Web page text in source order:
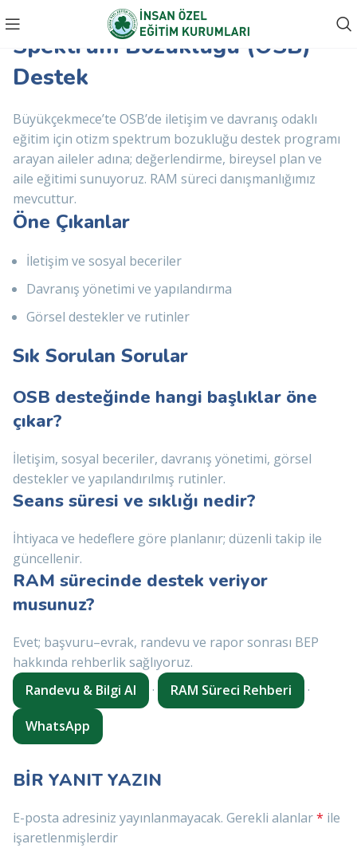
Büyükçekmece Otizm
Spektrum Bozukluğu (OSB)
Destek
Büyükçekmece’te OSB’de iletişim ve davranış odaklı
eğitim için otizm spektrum bozukluğu destek programı
arayan aileler adına; değerlendirme, bireysel plan ve
aile eğitimi sunuyoruz. RAM süreci danışmanlığımız
mevcuttur.
Öne Çıkanlar
İletişim ve sosyal beceriler
Davranış yönetimi ve yapılandırma
Görsel destekler ve rutinler
Sık Sorulan Sorular
OSB desteğinde hangi başlıklar öne
çıkar?
İletişim, sosyal beceriler, davranış yönetimi, görsel
destekler ve yapılandırılmış rutinler.
Seans süresi ve sıklığı nedir?
İhtiyaca ve hedeflere göre planlanır; düzenli takip ile
güncellenir.
RAM sürecinde destek veriyor
musunuz?
Evet; başvuru–evrak, randevu ve rapor sonrası BEP
hakkında rehberlik sağlıyoruz.
Randevu & Bilgi Al
· RAM Süreci Rehberi ·
WhatsApp
BIR YANIT YAZIN
E-posta adresiniz yayınlanmayacak. Gerekli alanlar* ile
işaretlenmişlerdir